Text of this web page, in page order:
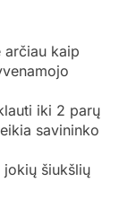
arčiau kaip
iki 2 parų
savininko
jokių šiukšlių